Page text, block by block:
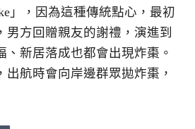
」，因為這種傳統點心，最初
男方回贈親友的謝禮，演進到
、新居落成也都會出現炸棗。
出航時會向岸邊群眾拋炸棗，